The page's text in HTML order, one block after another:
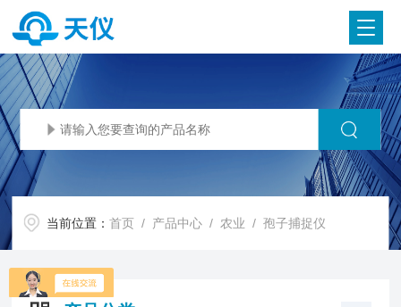
当前位置：首页 / 产品中心 / 农业 /孢子捕捉仪